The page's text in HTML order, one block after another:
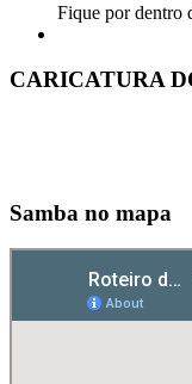
Fique por dentro
CARICATURA
Samba no mapa